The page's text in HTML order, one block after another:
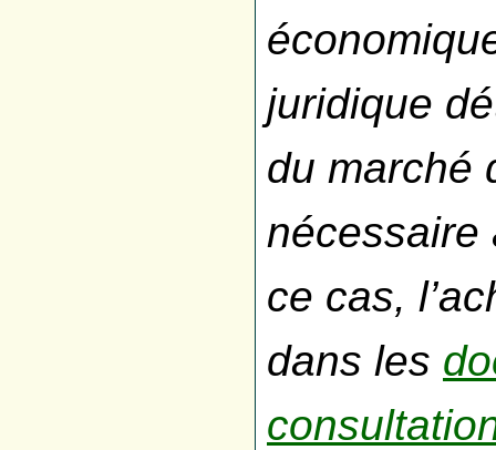
juridique
du marché
nécessaire
ce cas,
dans les